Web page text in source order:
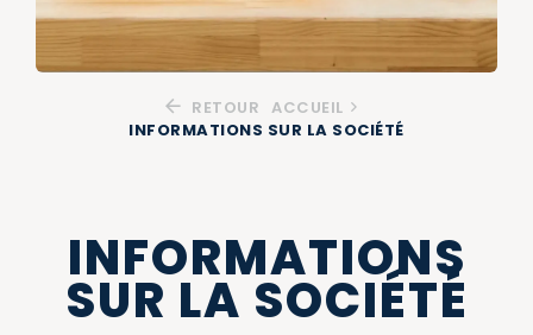
RETOUR ACCUEIL
INFORMATIONS SUR LA SOCIÉTÉ
INFORMATIONS
SUR LA SOCIÉTÉ